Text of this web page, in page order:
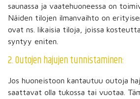
saunassa ja vaatehuoneessa on
Näiden tilojen ilmanvaihto on
ovat ns. likaisia tiloja, joissa
syntyy eniten.
2. Outojen hajujen tunnistaminen:
Jos huoneistoon kantautuu outoja
saattavat olla tukossa tai vuotaa.